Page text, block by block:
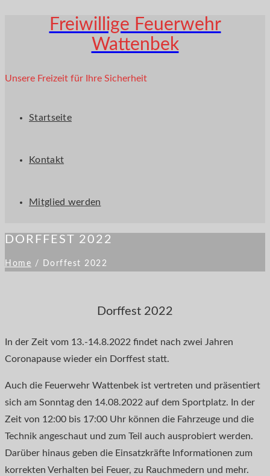
Freiwillige Feuerwehr
Wattenbek
Unsere Freizeit für Ihre Sicherheit
Startseite
Kontakt
Mitglied werden
DORFFEST 2022
Home / Dorffest 2022
Dorffest 2022
In der Zeit vom 13.-14.8.2022 findet nach zwei Jahren
Coronapause wieder ein Dorffest statt.
Auch die Feuerwehr Wattenbek ist vertreten und präsentiert
sich am Sonntag den 14.08.2022 auf dem Sportplatz. In der
Zeit von 12:00 bis 17:00 Uhr können die Fahrzeuge und die
Technik angeschaut und zum Teil auch ausprobiert werden.
Darüber hinaus geben die Einsatzkräfte Informationen zum
korrekten Verhalten bei Feuer, zu Rauchmedern und mehr.